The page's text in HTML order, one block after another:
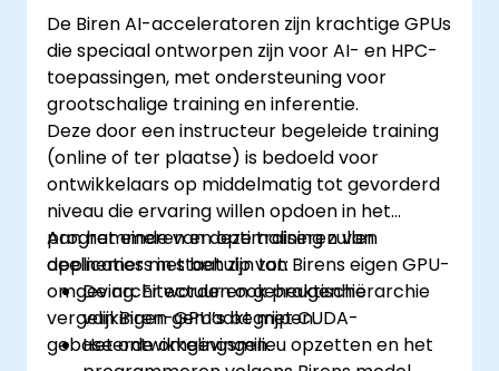
De Biren AI-acceleratoren zijn krachtige GPUs
die speciaal ontworpen zijn voor AI- en HPC-
toepassingen, met ondersteuning voor
grootschalige training en inferentie.
Deze door een instructeur begeleide training
(online of ter plaatse) is bedoeld voor
ontwikkelaars op middelmatig tot gevorderd
niveau die ervaring willen opdoen in het
programmeren en optimaliseren van
applicaties met behulp van Birens eigen GPU-
omgeving. Er worden ook praktische
vergelijkingen gemaakt met CUDA-
gebaseerde omgevingen.
Aan het einde van deze training zullen
deelnemers in staat zijn tot:
De architectuur en geheugenhiërarchie
van Biren-GPU’s begrijpen.
Het ontwikkelingsmilieu opzetten en het